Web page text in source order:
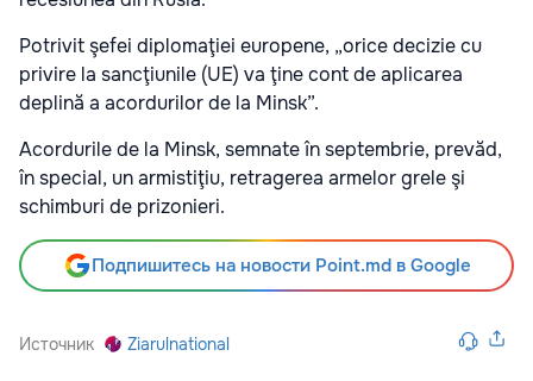
Potrivit şefei diplomaţiei europene, „orice decizie cu
privire la sancţiunile (UE) va ţine cont de aplicarea
deplină a acordurilor de la Minsk”.
Acordurile de la Minsk, semnate în septembrie, prevăd,
în special, un armistiţiu, retragerea armelor grele şi
schimburi de prizonieri.
Подпишитесь на новости Point.md в Google
Источник Ziarulnational